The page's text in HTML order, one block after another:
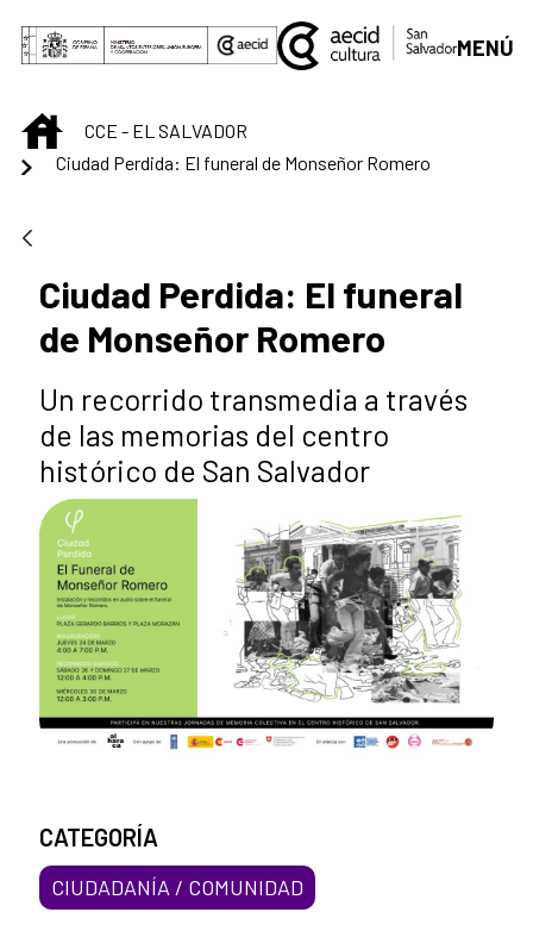
Skip to Main Content
MENÚ
INICIOCCE - EL SALVADOR
Ciudad Perdida: El funeral de Monseñor Romero
Ciudad Perdida: El funeral
de Monseñor Romero
Un recorrido transmedia a través
de las memorias del centro
histórico de San Salvador
CATEGORÍA
CIUDADANÍA / COMUNIDAD